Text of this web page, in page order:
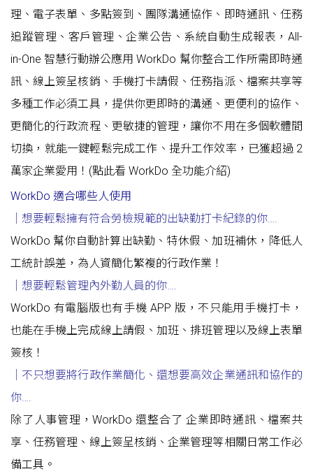
理、電子表單、多點簽到、團隊溝通協作、即時通訊、任務
追蹤管理、客戶管理、企業公告、系統自動生成報表，All-
in-One 智慧行動辦公應用 WorkDo 幫你整合工作所需即時通
訊、線上簽呈核銷、手機打卡請假、任務指派、檔案共享等
多種工作必須工具，提供你更即時的溝通、更便利的協作、
更簡化的行政流程、更敏捷的管理，讓你不用在多個軟體間
切換，就能一鍵輕鬆完成工作、提升工作效率，已獲超過 2
萬家企業愛用！(點此看 WorkDo 全功能介紹)
WorkDo 適合哪些人使用
｜想要輕鬆擁有符合勞檢規範的出缺勤打卡紀錄的你….
WorkDo 幫你自動計算出缺勤、特休假、加班補休，降低人
工統計誤差，為人資簡化繁複的行政作業！
｜想要輕鬆管理內外勤人員的你….
WorkDo 有電腦版也有手機 APP 版，不只能用手機打卡，
也能在手機上完成線上請假、加班、排班管理以及線上表單
簽核！
｜不只想要將行政作業簡化 、還想要高效企業通訊和協作的
你….
除了人事管理，WorkDo 還整合了 企業即時通訊、檔案共
享、任務管理、線上簽呈核銷、企業管理等相關日常工作必
備工具。